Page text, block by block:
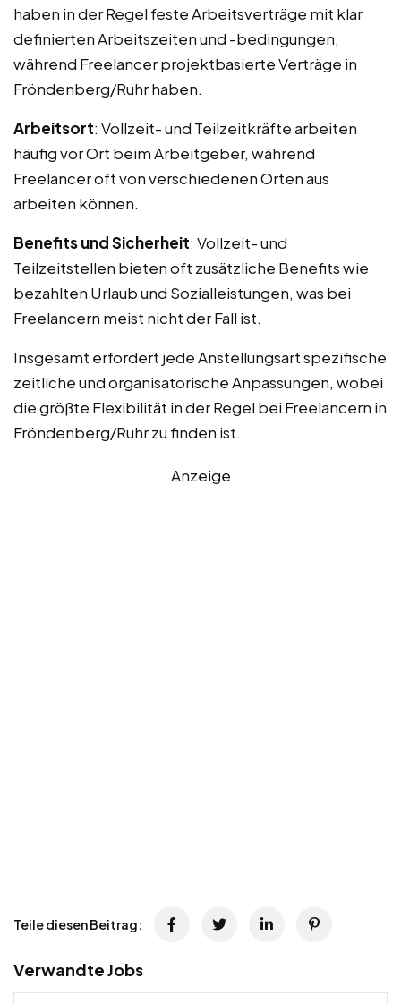
haben in der Regel feste Arbeitsverträge mit klar
definierten Arbeitszeiten und -bedingungen,
während Freelancer projektbasierte Verträge in
Fröndenberg/Ruhr haben.
Arbeitsort: Vollzeit- und Teilzeitkräfte arbeiten
häufig vor Ort beim Arbeitgeber, während
Freelancer oft von verschiedenen Orten aus
arbeiten können.
Benefits und Sicherheit: Vollzeit- und
Teilzeitstellen bieten oft zusätzliche Benefits wie
bezahlten Urlaub und Sozialleistungen, was bei
Freelancern meist nicht der Fall ist.
Insgesamt erfordert jede Anstellungsart spezifische
zeitliche und organisatorische Anpassungen, wobei
die größte Flexibilität in der Regel bei Freelancern in
Fröndenberg/Ruhr zu finden ist.
Anzeige
Teile diesen Beitrag:
Verwandte Jobs